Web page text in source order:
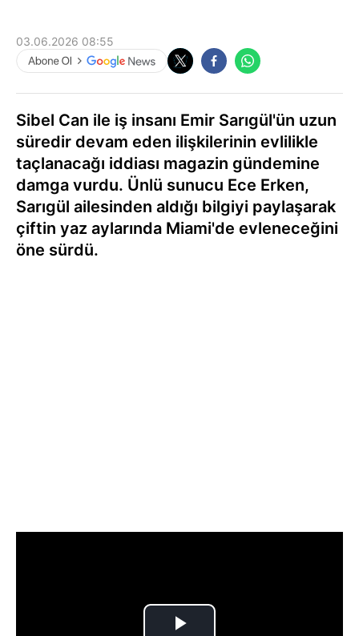
03.06.2026 08:55
Sibel Can ile iş insanı Emir Sarıgül'ün uzun
süredir devam eden ilişkilerinin evlilikle
taçlanacağı iddiası magazin gündemine
damga vurdu. Ünlü sunucu Ece Erken,
Sarıgül ailesinden aldığı bilgiyi paylaşarak
çiftin yaz aylarında Miami'de evleneceğini
öne sürdü.